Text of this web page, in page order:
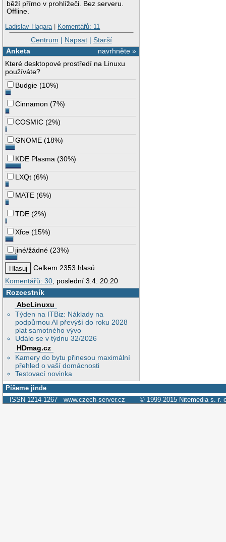
běží přímo v prohlížeči. Bez serveru.
Offline.
Ladislav Hagara| Komentářů: 11
Centrum | Napsat| Starší
navrhněte »
Anketa
Které desktopové prostředí na Linuxu
používáte?
Budgie (10%)
Cinnamon (7%)
COSMIC (2%)
GNOME (18%)
KDE Plasma (30%)
LXQt (6%)
MATE (6%)
TDE (2%)
Xfce (15%)
jiné/žádné (23%)
Celkem 2353 hlasů
Komentářů: 30 , poslední 3.4. 20:20
Rozcestník
AbcLinuxu
Týden na ITBiz: Náklady na
podpůrnou AI převýší do roku 2028
plat samotného vývo
Událo se v týdnu 32/2026
HDmag.cz
Kamery do bytu přinesou maximální
přehled o vaší domácnosti
Testovací novinka
Píšeme jinde
ISSN 1214-1267 www.czech-server.cz © 1999-2015 Nitemedia s. r.